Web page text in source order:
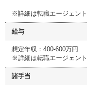
※詳細は転職エージェン
給与
想定年収：400-600万円
※詳細は転職エージェン
諸手当